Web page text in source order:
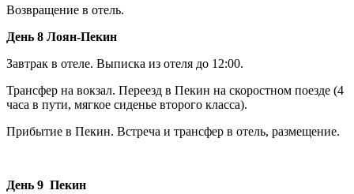
Возвращение в отель.
День 8 Лоян-Пекин
Завтрак в отеле. Выписка из отеля до 12:00.
Трансфер на вокзал. Переезд в Пекин на скоростном поезде (4
часа в пути, мягкое сиденье второго класса).
Прибытие в Пекин. Встреча и трансфер в отель, размещение.
День 9 Пекин